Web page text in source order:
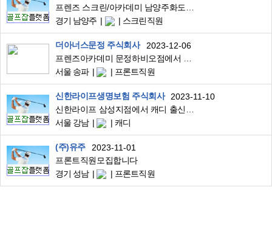
경기 남양주
스크린직원
더아너스문정 주식회사
2023-12-06
서울 송파
프론트직원
신한라이프생명보험 주식회사
2023-11-10
서울 강남
캐디
(주)유주
2023-11-01
프론트직원모집합니다
경기 성남
프론트직원